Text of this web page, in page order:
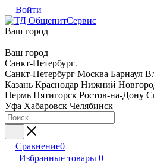
Войти
Ваш город
Ваш город
Санкт-Петербург
Санкт-Петербург Москва Барнаул
Казань Краснодар Нижний
Пермь Пятигорск Ростов-на-Дону
Уфа Хабаровск Челябинск
Сравнение0
Избранные товары 0